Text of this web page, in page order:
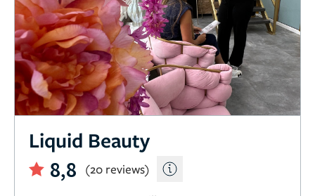
Liquid Beauty
8,8
(20 reviews)